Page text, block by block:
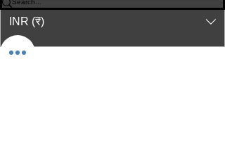
INR (₹)
VastuVida.About Us|Terms and Conditions|Refund
Policy
© कॉपीराइट